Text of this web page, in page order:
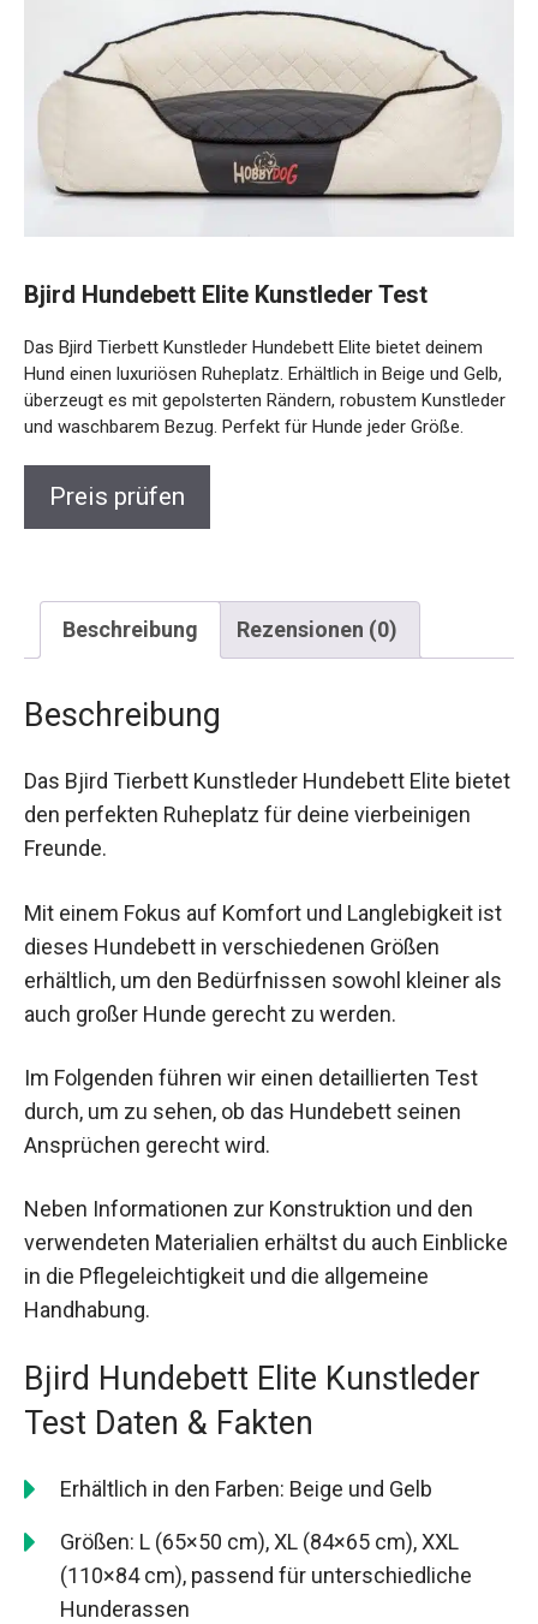
Bjird Hundebett Elite Kunstleder Test
Das Bjird Tierbett Kunstleder Hundebett Elite bietet deinem
Hund einen luxuriösen Ruheplatz. Erhältlich in Beige und Gelb,
überzeugt es mit gepolsterten Rändern, robustem Kunstleder
und waschbarem Bezug. Perfekt für Hunde jeder Größe.
Preis prüfen
Beschreibung Rezensionen (0)
Beschreibung
Das Bjird Tierbett Kunstleder Hundebett Elite bietet
den perfekten Ruheplatz für deine vierbeinigen
Freunde.
Mit einem Fokus auf Komfort und Langlebigkeit ist
dieses Hundebett in verschiedenen Größen
erhältlich, um den Bedürfnissen sowohl kleiner als
auch großer Hunde gerecht zu werden.
Im Folgenden führen wir einen detaillierten Test
durch, um zu sehen, ob das Hundebett seinen
Ansprüchen gerecht wird.
Neben Informationen zur Konstruktion und den
verwendeten Materialien erhältst du auch Einblicke
in die Pflegeleichtigkeit und die allgemeine
Handhabung.
Bjird Hundebett Elite Kunstleder
Test Daten & Fakten
Erhältlich in den Farben: Beige und Gelb
Größen: L (65×50 cm), XL (84×65 cm), XXL
(110×84 cm), passend für unterschiedliche
Hunderassen